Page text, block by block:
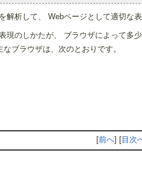
析して、 Webページとして適切な表
現のしかたが、 ブラウザによって多
ブラウザは、次のとおりです。
[前へ] [目次